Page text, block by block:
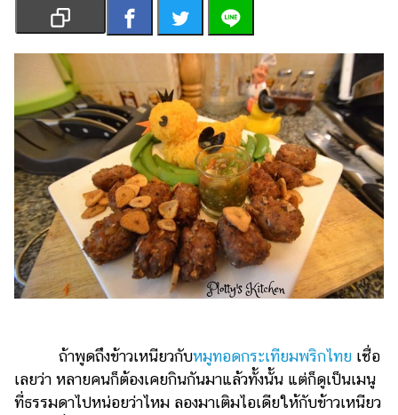
การ
บันเทิง
รูปภาพ
ดู
หนัง
Music
Station
ละคร
บันเทิง
ไลฟ์
ไตล์
ถ้าพูดถึงข้าวเหนียวกับหมูทอดกระเทียมพริกไทย เชื่อ
เลยว่า หลายคนก็ต้องเคยกินกันมาแล้วทั้งนั้น แต่ก็ดูเป็นเมนู
ที่ธรรมดาไปหน่อยว่าไหม ลองมาเติมไอเดียให้กับข้าวเหนียว